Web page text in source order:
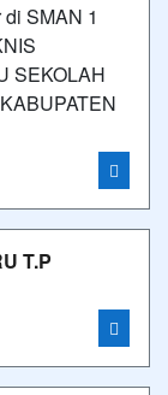
SMAN 1
SEKOLAH
T.P